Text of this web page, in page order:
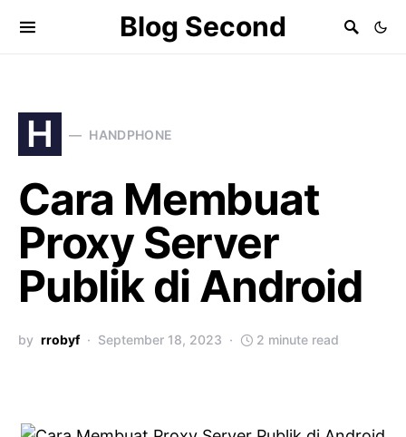
Blog Second
H HANDPHONE
Cara Membuat
Proxy Server
Publik di Android
by rrobyf September 18, 2023 2 minute read